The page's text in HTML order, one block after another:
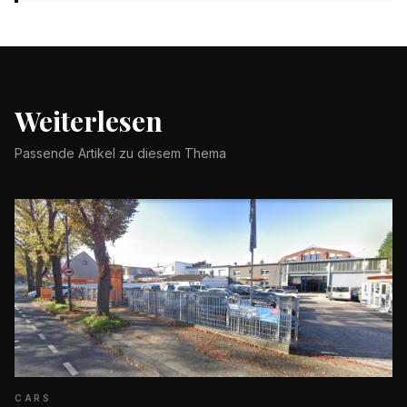
Weiterlesen
Passende Artikel zu diesem Thema
CARS